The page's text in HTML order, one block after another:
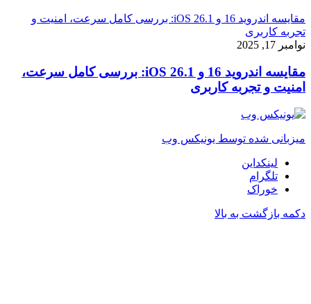
مقایسه اندروید 16 و iOS 26.1: بررسی کامل سرعت، امنیت و
تجربه کاربری
نوامبر 17, 2025
مقایسه اندروید 16 و iOS 26.1: بررسی کامل سرعت،
امنیت و تجربه کاربری
میزبانی شده توسط یونیکس وب
لینکداین
تلگرام
خوراک
دکمه بازگشت به بالا